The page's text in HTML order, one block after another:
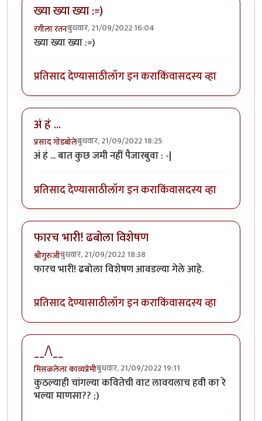
ख्या ख्या ख्या :=)
रंगीला रतनबुधवार, 21/09/2022 16:04
ख्या ख्या ख्या :=)
प्रतिसाद देण्यासाठीलॉग इन कराकिंवासदस्य व्हा
अं हं ...
प्रसाद गोडबोलेबुधवार, 21/09/2022 18:25
अं हं ... बात कुछ जमी नहीं पैजारबुवा : -|
प्रतिसाद देण्यासाठीलॉग इन कराकिंवासदस्य व्हा
फारच भारी! ढबोला विशेषण
श्रीगुरुजीबुधवार, 21/09/2022 18:38
फारच भारी! ढबोला विशेषण आवडल्या गेले आहे.
प्रतिसाद देण्यासाठीलॉग इन कराकिंवासदस्य व्हा
__/\__
मिसळलेला काव्यप्रेमीबुधवार, 21/09/2022 19:11
कुठल्याही चांगल्या कवितेची वाट लावयलाच हवी का रे
भल्या माणसा?? ;)